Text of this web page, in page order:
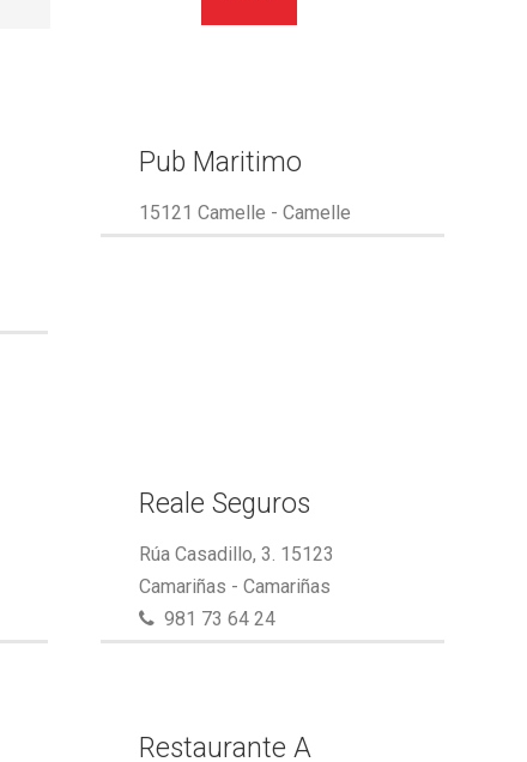
Pub Maritimo
15121 Camelle - Camelle
Reale Seguros
Rúa Casadillo, 3. 15123
Camariñas - Camariñas
981 73 64 24
Restaurante A